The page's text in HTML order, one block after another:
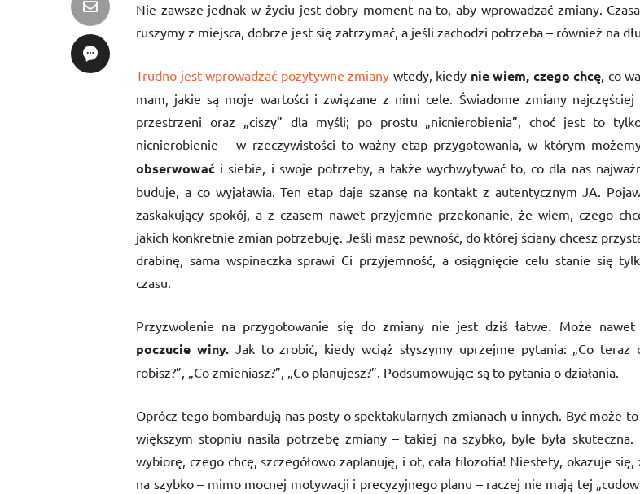
Nie zawsze jednak w życiu jest dobry moment na to, aby wprowadzać zmiany.
ruszymy z miejsca, dobrze jest się zatrzymać, a jeśli zachodzi potrzeba – również na
Trudno jest wprowadzać pozytywne zmiany wtedy, kiedy nie wiem, czego chcę, co
mam, jakie są moje wartości i związane z nimi cele. Świadome zmiany najczęściej
przestrzeni oraz „ciszy” dla myśli; po prostu „nicnierobienia”, choć jest to
nicnierobienie – w rzeczywistości to ważny etap przygotowania, w którym
obserwować i siebie, i swoje potrzeby, a także wychwytywać to, co dla nas
buduje, a co wyjaławia. Ten etap daje szansę na kontakt z autentycznym JA.
zaskakujący spokój, a z czasem nawet przyjemne przekonanie, że wiem, czego
jakich konkretnie zmian potrzebuję. Jeśli masz pewność, do której ściany chcesz
drabinę, sama wspinaczka sprawi Ci przyjemność, a osiągnięcie celu stanie się
czasu.
Przyzwolenie na przygotowanie się do zmiany nie jest dziś łatwe. Może nawet
poczucie winy.Jak to zrobić, kiedy wciąż słyszymy uprzejme pytania: „Co teraz
robisz?”, „Co zmieniasz?”, „Co planujesz?”. Podsumowując: są to pytania o działania.
Oprócz tego bombardują nas posty o spektakularnych zmianach u innych. Być może
większym stopniu nasila potrzebę zmiany – takiej na szybko, byle była skuteczna.
wybiorę, czego chcę, szczegółowo zaplanuję, i ot, cała filozofia! Niestety, okazuje się,
na szybko – mimo mocnej motywacji i precyzyjnego planu – raczej nie mają tej